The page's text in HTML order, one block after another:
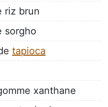
riz brun
sorgho
tapioca
xanthane